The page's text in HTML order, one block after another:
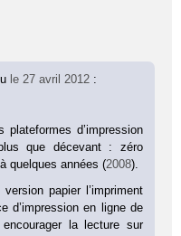
le 27 avril 2012 :
plateformes d’impression
que décevant : zéro
quelques années (2008).
papier l’impriment
d’impression en ligne de
la lecture sur